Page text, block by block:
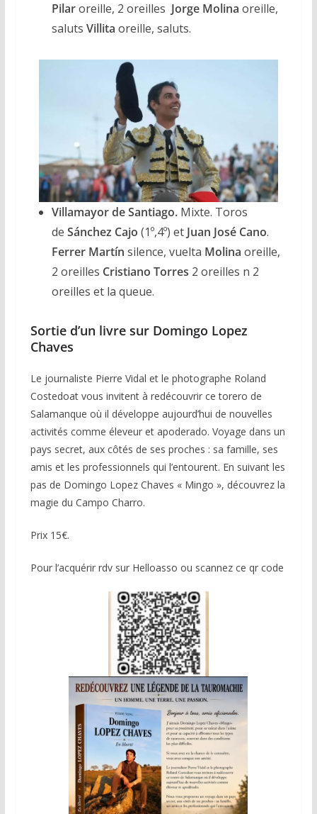
Pilaroreille, 2 oreilles Jorge Molina oreille,
saluts Villita oreille, saluts.
Villamayor de Santiago.Mixte. Toros
de Sánchez Cajo (1º,4º) etJuan José Cano.
Ferrer Martín silence, vuelta Molina oreille,
2 oreilles Cristiano Torres 2 oreilles n 2
oreilles et la queue.
Sortie d’un livre sur Domingo Lopez
Chaves
Le journaliste Pierre Vidal et le photographe Roland
Costedoat vous invitent à redécouvrir ce torero de
Salamanque où il développe aujourd’hui de nouvelles
activités comme éleveur et apoderado. Voyage dans un
pays secret, aux côtés de ses proches : sa famille, ses
amis et les professionnels qui l’entourent. En suivant les
pas de Domingo Lopez Chaves « Mingo », découvrez la
magie du Campo Charro.
Prix 15€.
Pour l’acquérir rdv sur Helloasso ou scannez ce qr code